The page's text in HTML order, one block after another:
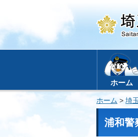
ホーム
ホーム > 埼
浦和警